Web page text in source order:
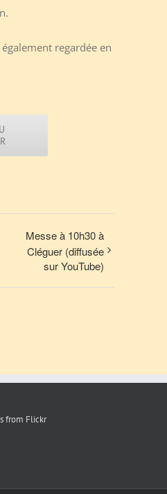
regardée en
Messe à 10h30 à
Cléguer (diffusée
sur YouTube)
from Flickr